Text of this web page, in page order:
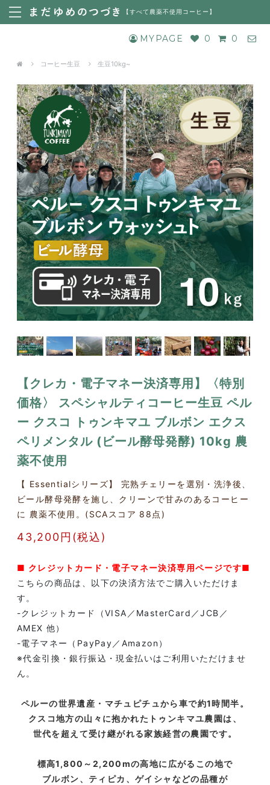
【すべて農薬不使用コーヒー 】
MYPAGE 0 0
コーヒー生豆 生豆10kg~
【クレカ・電子マネー決済専用】〈特別
価格〉 スペシャルティコーヒー生豆 ペル
ー クスコ トゥンキマユ ブルボン エクス
ペリメンタル (ビール酵母発酵) 10kg 農
薬不使用
【 Essentialシリーズ】 完熟チェリーを選別・洗浄後、
ビール酵母発酵を施し、クリーンで甘みのあるコーヒー
に 農薬不使用。(SCAスコア 88点)
43,200円(税込)
■ クレジットカード・電子マネー決済専用ページです■
こちらの商品は、以下の決済方法でご購入いただけま
す。
-クレジットカード（VISA／MasterCard／JCB／
AMEX 他）
-電子マネー（PayPay／Amazon）
※代金引換・銀行振込・現金払いはご利用いただけませ
ん。
ペルーの世界遺産・マチュピチュから車で約1時間半。
クスコ地方の山々に抱かれたトゥンキマユ農園は、
世代を超えて受け継がれる家族経営の農園です。
標高1,800～2,200mの高地に広がるこの地で
ブルボン、ティピカ、ゲイシャなどの品種が